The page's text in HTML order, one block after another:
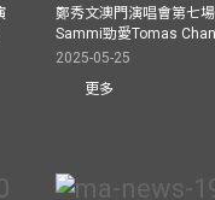
鄭秀文澳門演唱會第七
Sammi勁愛Tomas
2025-05-25
更多